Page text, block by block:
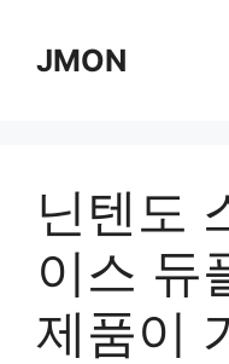
contentJMON
닌텐도
이스 듀
제품이